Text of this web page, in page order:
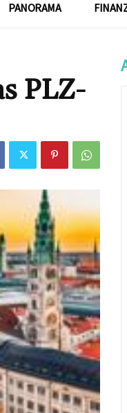
PANORAMA
PLZ-